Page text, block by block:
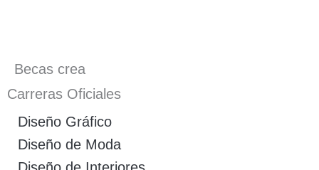
Becas crea
Carreras Oficiales
Diseño Gráfico
Diseño de Moda